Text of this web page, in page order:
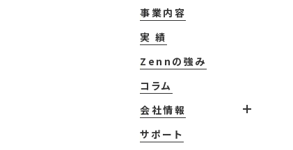
事業内容
実 績
Zennの強み
コラム
会社情報
サポート